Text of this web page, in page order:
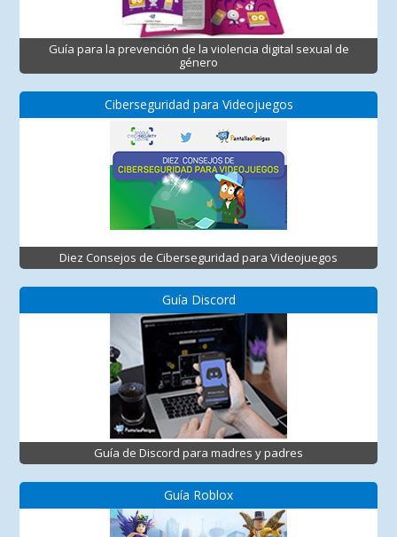
Guía para la prevención de la violencia digital sexual de
género
Ciberseguridad para Videojuegos
Diez Consejos de Ciberseguridad para Videojuegos
Guía Discord
Guía de Discord para madres y padres
Guía Roblox